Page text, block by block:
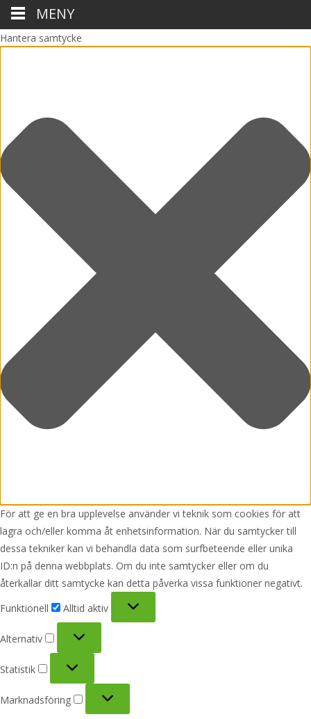
Hantera samtycke
För att ge en bra upplevelse använder vi teknik som cookies för att
lagra och/eller komma åt enhetsinformation. När du samtycker till
dessa tekniker kan vi behandla data som surfbeteende eller unika
ID:n på denna webbplats. Om du inte samtycker eller om du
återkallar ditt samtycke kan detta påverka vissa funktioner negativt.
Funktionell
Alltid aktiv
Alternativ
Statistik
Marknadsföring
MENY